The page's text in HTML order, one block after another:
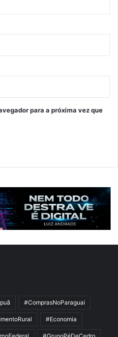
para a próxima vez que
#ComprasNoParaguai
#Economia